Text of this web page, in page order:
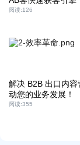
阅读:126
解决 B2B 出口内
动您的业务发展！
阅读:355